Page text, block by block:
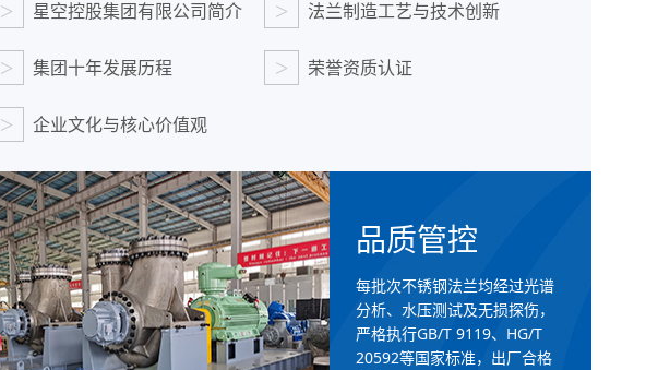
> 星空控股集团有限公司简介 > 法兰制造工艺与技术创新
> 集团十年发展历程 > 荣誉资质认证
> 企业文化与核心价值观
品质管控
每批次不锈钢法兰均经过光谱
分析、水压测试及无损探伤，
严格执行GB/T 9119、HG/T
20592等国家标准，出厂合格